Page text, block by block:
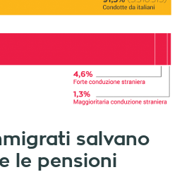
salvano
le pensioni